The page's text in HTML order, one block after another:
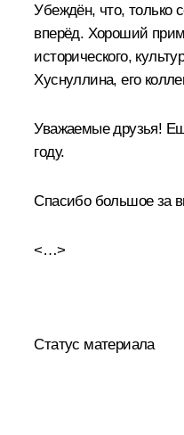
Убеждён, что, только
вперёд. Хороший
исторического,
Хуснуллина, его
Уважаемые друзья!
году.
Спасибо большое за
<…>
Статус материала